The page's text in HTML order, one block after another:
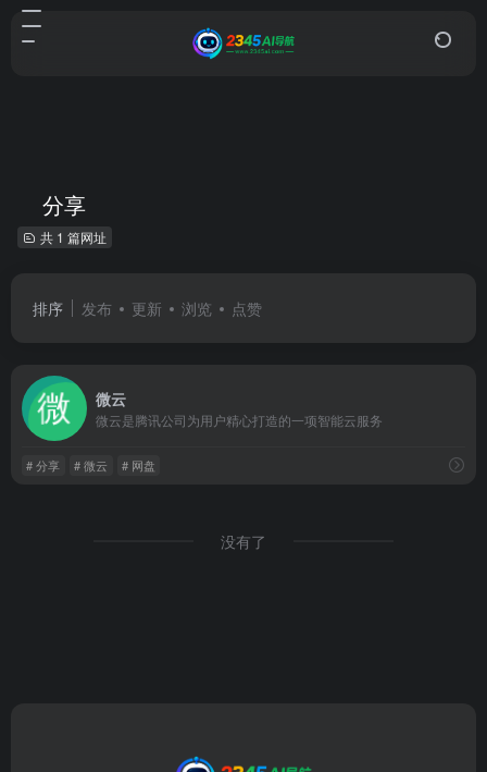
分享
共 1 篇网址
排序 发布 更新 浏览 点赞
微云
微云是腾讯公司为用户精心打造的一项智能云服务
# 分享 # 微云 # 网盘
没有了